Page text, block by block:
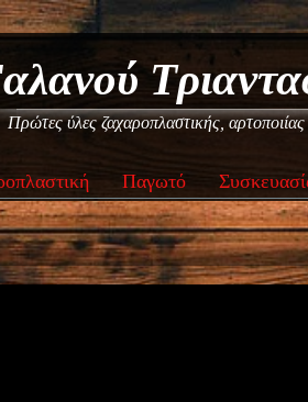
Πρώτες ύλες ζαχαροπλαστικής,
Παγωτό